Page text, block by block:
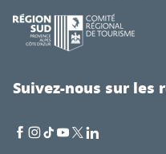
Suivez-nous sur les